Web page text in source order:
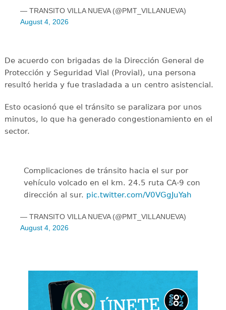
— TRANSITO VILLA NUEVA (@PMT_VILLANUEVA)
August 4, 2026
De acuerdo con brigadas de la Dirección General de
Protección y Seguridad Vial (Provial), una persona
resultó herida y fue trasladada a un centro asistencial.
Esto ocasionó que el tránsito se paralizara por unos
minutos, lo que ha generado congestionamiento en el
sector.
Complicaciones de tránsito hacia el sur por
vehículo volcado en el km. 24.5 ruta CA-9 con
dirección al sur. pic.twitter.com/V0VGgJuYah
— TRANSITO VILLA NUEVA (@PMT_VILLANUEVA)
August 4, 2026